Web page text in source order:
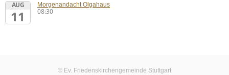
AUG
11
Morgenandacht Olgahaus
08:30
© Ev. Friedenskirchengemeinde Stuttgart